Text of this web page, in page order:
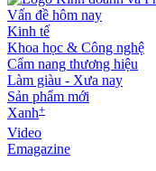
Vấn đề hôm nay
Kinh tế
Khoa học & Công nghệ
Cẩm nang thương hiệu
Làm giàu - Xưa nay
Sản phẩm mới
Xanh+
Video
Emagazine